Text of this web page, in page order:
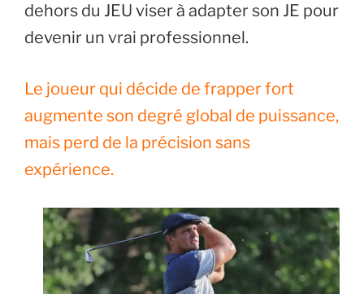
dehors du JEU viser à adapter son JE pour
devenir un vrai professionnel.
Le joueur qui décide de frapper fort
augmente son degré global de puissance,
mais perd de la précision sans
expérience.